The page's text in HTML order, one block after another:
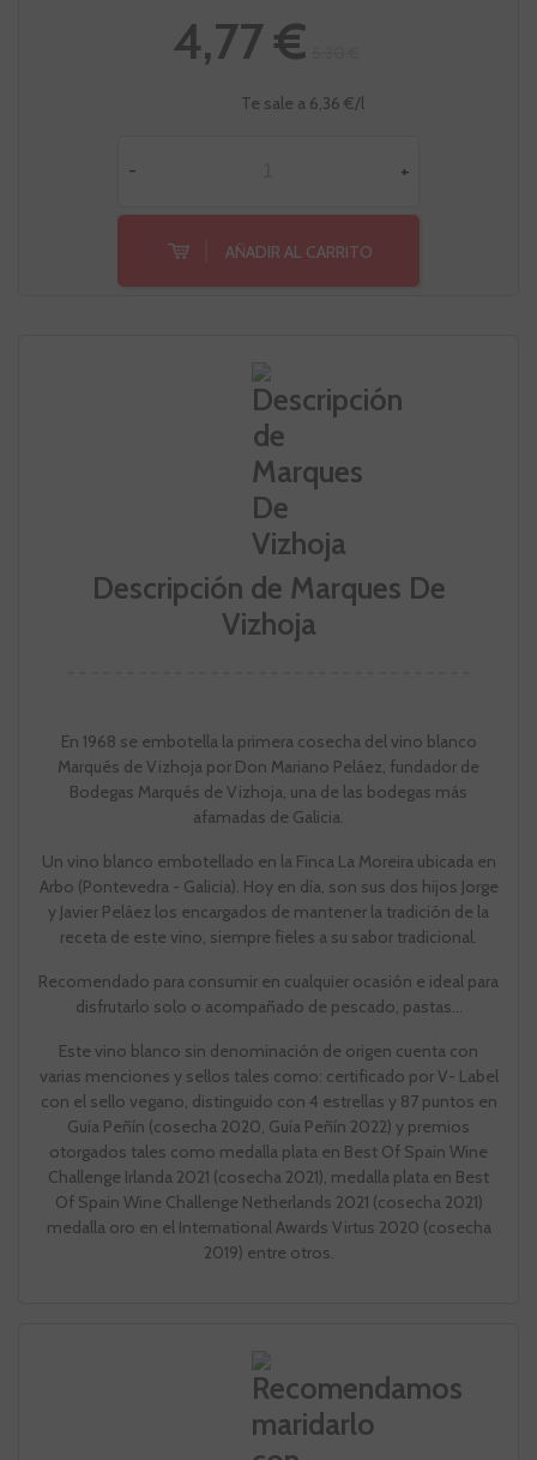
4,77 €
Te sale a 6,36 €/l
- +
AÑADIR AL CARRITO
Descripción de Marques De
Vizhoja
En 1968 se embotella la primera cosecha del vino blanco
Marqués de Vizhoja por Don Mariano Peláez, fundador de
Bodegas Marqués de Vizhoja, una de las bodegas más
afamadas de Galicia.
Un vino blanco embotellado en la Finca La Moreira ubicada en
Arbo (Pontevedra - Galicia). Hoy en día, son sus dos hijos Jorge
y Javier Peláez los encargados de mantener la tradición de la
receta de este vino, siempre fieles a su sabor tradicional.
Recomendado para consumir en cualquier ocasión e ideal para
disfrutarlo solo o acompañado de pescado, pastas...
Este vino blanco sin denominación de origen cuenta con
varias menciones y sellos tales como: certificado por V- Label
con el sello vegano, distinguido con 4 estrellas y 87 puntos en
Guía Peñín (cosecha 2020, Guía Peñín 2022) y premios
otorgados tales como medalla plata en Best Of Spain Wine
Challenge Irlanda 2021 (cosecha 2021), medalla plata en Best
Of Spain Wine Challenge Netherlands 2021 (cosecha 2021)
medalla oro en el International Awards Virtus 2020 (cosecha
2019) entre otros.